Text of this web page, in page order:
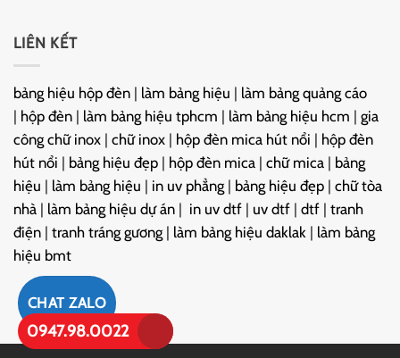
CHAT ZALO
0947.98.0022
LIÊN KẾT
bảng hiệu hộp đèn | làm bảng hiệu | làm bảng quảng cáo
| hộp đèn | làm bảng hiệu tphcm | làm bảng hiệu hcm | gia
công chữ inox | chữ inox | hộp đèn mica hút nổi | hộp đèn
hút nổi | bảng hiệu đẹp | hộp đèn mica | chữ mica | bảng
hiệu | làm bảng hiệu | in uv phẳng | bảng hiệu đẹp | chữ tòa
nhà | làm bảng hiệu dự án | in uv dtf | uv dtf | dtf | tranh
điện | tranh tráng gương | làm bảng hiệu daklak | làm bảng
hiệu bmt